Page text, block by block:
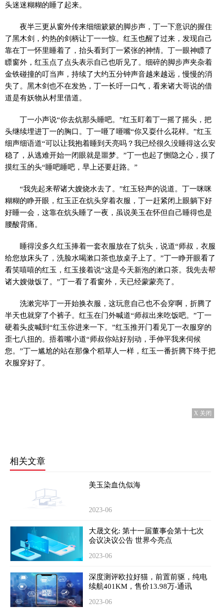
头迷迷糊糊的睡了起来。
夜半三更从窗外传来细细簌簌的脚步声，丁一下意识的握住
了黑木剑，灼热的剑柄让丁一一惊。红玉也醒了过来，发现自己
靠在丁一怀里睡着了，抬头看到丁一紧张的神情。丁一眼神瞟了
瞟窗外，红玉点了点头表示自己也听见了。细碎的脚步声夹杂着
金铁碰撞的叮当声，持续了大约五分钟声音越来越远，慢慢的消
失了。黑木剑也不在发热，丁一长吁一口气，看来诸大哥说的借
道是有妖物从村里借道。
丁一小声说“你去炕那头睡吧。”红玉盯着丁一摇了摇头，把
头继续埋进丁一的胸口。丁一咂了咂嘴“你又耍什么花样。”红玉
细声细语道“可以让我抱着睡到天亮吗？我已经很久没睡得这么安
稳了，从逃难开始一闭眼就是噩梦。”丁一也起了恻隐之心，摸了
摸红玉的头“睡吧睡吧，早上还要赶路。”
“我先起来帮诸大嫂烧水去了。”红玉轻声的说道。丁一咪咪
糊糊的睁开眼，红玉正在炕头穿着衣服，丁一赶紧闭上眼躺下好
好睡一会，这靠在炕头睡了一夜，虽说美玉在怀但自己睡得也是
腰酸背痛。
睡得没多久红玉捧着一套衣服放在了炕头，说道“师叔，衣服
给您放床头了，洗脸水喝漱口茶也放桌子上了。”丁一睁开眼看了
看笑嘻嘻的红玉，红玉接着说“这是今天新泡的漱口茶。我先去帮
诸大嫂做饭了。”丁一看了看窗外，天已经蒙蒙亮了。
洗漱完毕丁一开始换衣服，这玩意自己也不会穿啊，折腾了
半天也就穿了个裤子。红玉在门外喊道“师叔出来吃饭吧。”丁一
硬着头皮喊到“红玉你进来一下。”红玉推开门看见丁一衣服穿的
歪七八扭的。捂着嘴小道“师叔你站好别动，手伸平我来伺候
您。”丁一尴尬的站在那像个稻草人一样，红玉一番折腾下终于把
衣服穿好了。
X 关闭
相关文章
美玉染血仇似海
2023-06
大晟文化: 第十一届董事会第十七次
会议决议公告 世界今亮点
2023-06
深度测评欧拉好猫，前置前驱，纯电
续航401KM，售价13.98万-通讯
2023-06